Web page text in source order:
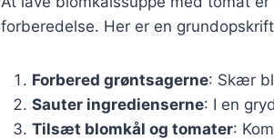
forberedelse. Her er en
Forbered grøntsagerne: Skær
Sauter ingredienserne: I en
Tilsæt blomkål og tomater: